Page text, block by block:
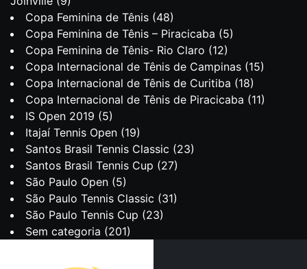
Copa Feminina de Tênis (48)
Copa Feminina de Tênis – Piracicaba (5)
Copa Feminina de Tênis- Rio Claro (12)
Copa Internacional de Tênis de Campinas (15)
Copa Internacional de Tênis de Curitiba (18)
Copa Internacional de Tênis de Piracicaba (11)
IS Open 2019 (5)
Itajaí Tennis Open (19)
Santos Brasil Tennis Classic (23)
Santos Brasil Tennis Cup (27)
São Paulo Open (5)
São Paulo Tennis Classic (31)
São Paulo Tennis Cup (23)
Sem categoria (201)